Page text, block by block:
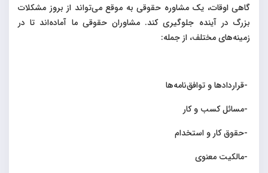
گاهی اوقات، یک مشاوره حقوقی به موقع می‌تواند از بروز مشکلات
بزرگ در آینده جلوگیری کند. مشاوران حقوقی ما آماده‌اند تا در
زمینه‌های مختلف، از جمله:
-قراردادها و توافق‌نامه‌ها
-مسائل کسب و کار
-حقوق کار و استخدام
-مالکیت معنوی